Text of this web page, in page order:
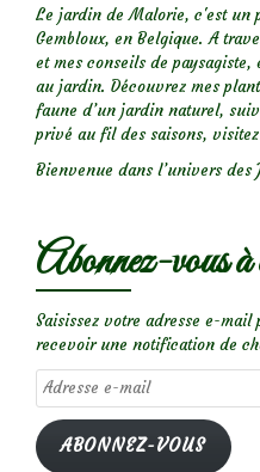
Le jardin de Malorie, c'est un
Gembloux, en Belgique. A
et mes conseils de
au jardin. Découvrez mes
faune d’un jardin naturel,
privé au fil des saisons,
Bienvenue dans l’univers des
Abonnez-vous à
Saisissez votre adresse e-
recevoir une notification de
Adresse
e-
mail
ABONNEZ-VOUS